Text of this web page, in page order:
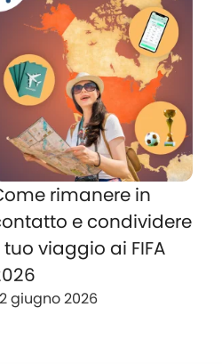
rimanere in
e condividere
tuo viaggio ai FIFA
giugno 2026